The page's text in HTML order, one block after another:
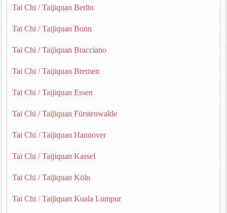
Tai Chi / Taijiquan Berlin
Tai Chi / Taijiquan Bonn
Tai Chi / Taijiquan Bracciano
Tai Chi / Taijiquan Bremen
Tai Chi / Taijiquan Essen
Tai Chi / Taijiquan Fürstenwalde
Tai Chi / Taijiquan Hannover
Tai Chi / Taijiquan Kassel
Tai Chi / Taijiquan Köln
Tai Chi / Taijiquan Kuala Lumpur